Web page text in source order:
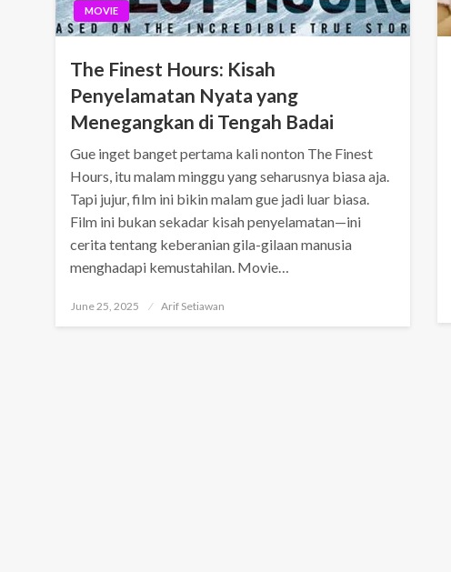
MOVIE
The Finest Hours: Kisah
Penyelamatan Nyata yang
Menegangkan di Tengah Badai
Gue inget banget pertama kali nonton The Finest
Hours, itu malam minggu yang seharusnya biasa aja.
Tapi jujur, film ini bikin malam gue jadi luar biasa.
Film ini bukan sekadar kisah penyelamatan—ini
cerita tentang keberanian gila-gilaan manusia
menghadapi kemustahilan. Movie…
Posted
June 25, 2025 Arif Setiawan